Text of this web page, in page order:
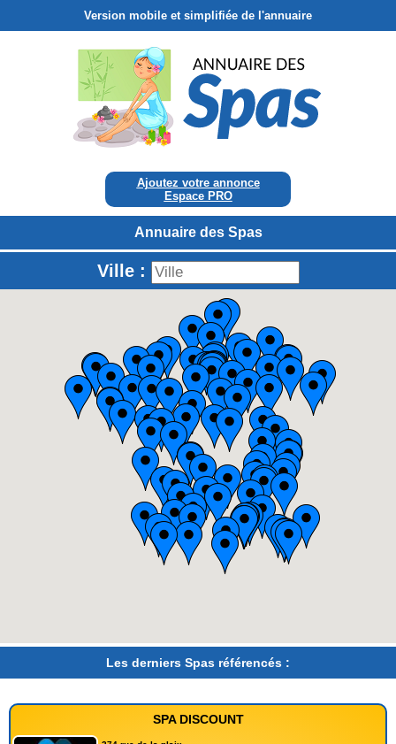
Version mobile et simplifiée de l'annuaire
Ajoutez votre annonce
Espace PRO
Annuaire des Spas
Ville :
Les derniers Spas référencés :
SPA DISCOUNT